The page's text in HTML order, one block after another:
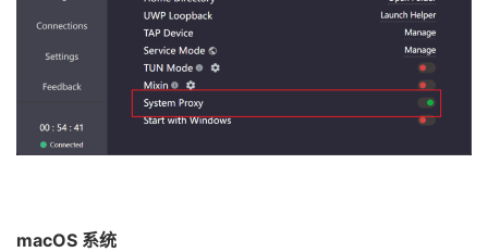
macOS 系统